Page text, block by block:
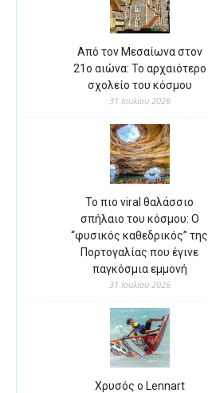
Από τον Μεσαίωνα στον
21ο αιώνα: Το αρχαιότερο
σχολείο του κόσμου
31 Ιουλίου 2026
Το πιο viral θαλάσσιο
σπήλαιο του κόσμου: Ο
“φυσικός καθεδρικός” της
Πορτογαλίας που έγινε
παγκόσμια εμμονή
31 Ιουλίου 2026
Χρυσός ο Lennart